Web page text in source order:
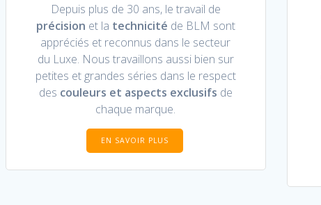
Depuis plus de 30 ans, le travail de
précision et la technicité de BLM sont
appréciés et reconnus dans le secteur
du Luxe. Nous travaillons aussi bien sur
petites et grandes séries dans le respect
des couleurs et aspects exclusifs de
chaque marque.
EN SAVOIR PLUS